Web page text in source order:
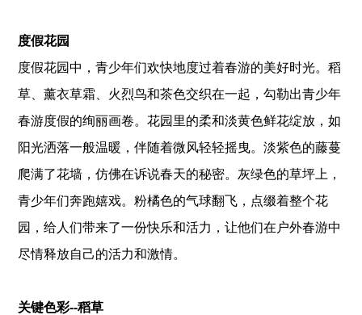
度假花园
度假花园中，青少年们欢快地度过着春游的美好时光。稻
草、薰衣草霜、火烈鸟和茶色交织在一起，勾勒出青少年
春游度假的绚丽画卷。花园里的柔和淡黄色鲜花绽放，如
阳光洒落一般温暖，伴随着微风轻轻摇曳。淡紫色的藤蔓
爬满了花墙，仿佛在诉说春天的秘密。灰绿色的草坪上，
青少年们奔跑嬉戏。粉橘色的气球翻飞，点缀着整个花
园，给人们带来了一份快乐和活力，让他们在户外春游中
尽情释放自己的活力和激情。
关键色彩--稻草